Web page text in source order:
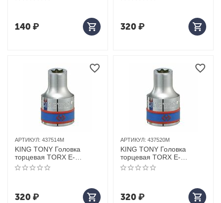
мм
140₽
мм
320₽
АРТИКУЛ: 437514M
KING TONY Головка
торцевая TORX Е-
стандарт 1/2", E14, L = 37
мм
320₽
АРТИКУЛ: 437520M
KING TONY Головка
торцевая TORX Е-
стандарт 1/2", E20, L = 39
мм
320₽